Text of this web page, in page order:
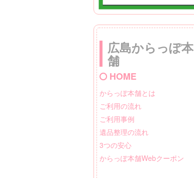
広島からっぽ本
舗
HOME
からっぽ本舗とは
ご利用の流れ
ご利用事例
遺品整理の流れ
3つの安心
からっぽ本舗Webクーポン